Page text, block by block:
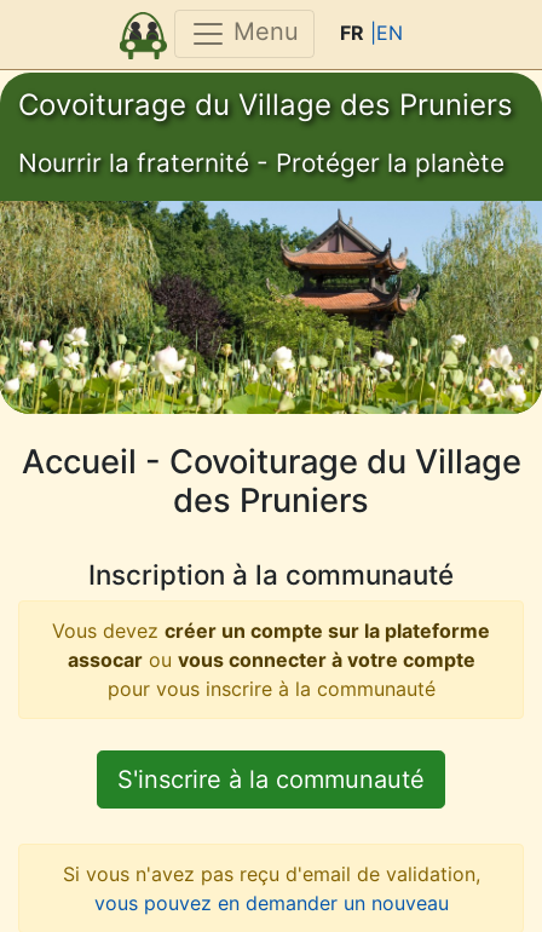
Menu FR |EN
Covoiturage du Village des Pruniers
Nourrir la fraternité - Protéger la planète
Accueil - Covoiturage du Village
des Pruniers
Inscription à la communauté
Vous devez créer un compte sur la plateforme
assocarou vous connecter à votre compte
pour vous inscrire à la communauté
S'inscrire à la communauté
Si vous n'avez pas reçu d'email de validation,
vous pouvez en demander un nouveau